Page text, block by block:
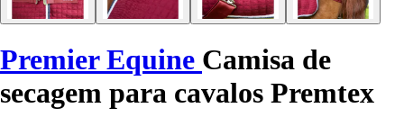
Premier Equine Camisa de
secagem para cavalos Premtex